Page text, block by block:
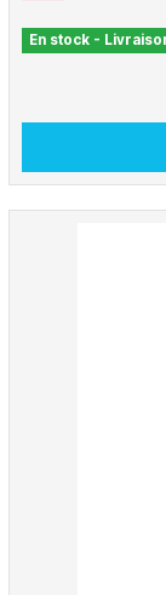
En stock -